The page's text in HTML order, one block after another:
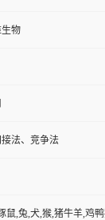
物
法、竞争法
鼠,兔,犬,猴,猪牛羊,鸡